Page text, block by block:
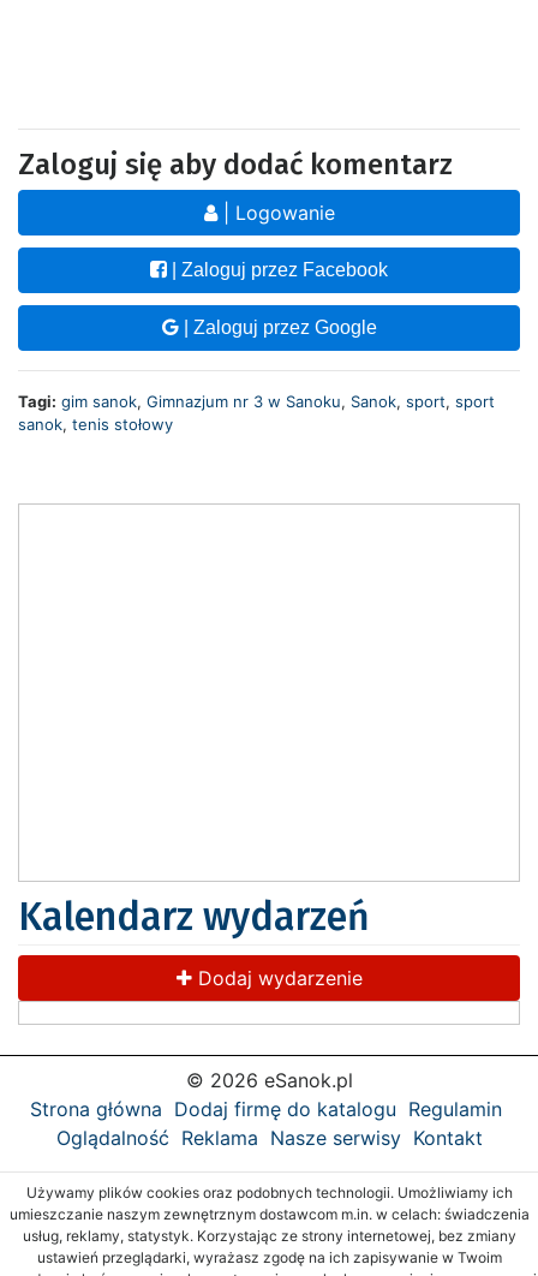
Zaloguj się aby dodać komentarz
| Logowanie
| Zaloguj przez Facebook
| Zaloguj przez Google
Tagi: gim sanok, Gimnazjum nr 3 w Sanoku, Sanok, sport, sport
sanok, tenis stołowy
Kalendarz wydarzeń
Dodaj wydarzenie
© 2026 eSanok.pl
Strona główna Dodaj firmę do katalogu Regulamin
Oglądalność Reklama Nasze serwisy Kontakt
Używamy plików cookies oraz podobnych technologii. Umożliwiamy ich
umieszczanie naszym zewnętrznym dostawcom m.in. w celach: świadczenia
usług, reklamy, statystyk. Korzystając ze strony internetowej, bez zmiany
ustawień przeglądarki, wyrażasz zgodę na ich zapisywanie w Twoim